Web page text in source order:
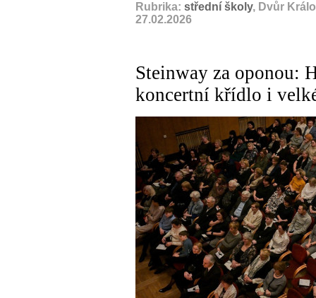
Rubrika: střední školy, Dvůr
27.02.2026
Steinway za oponou:
koncertní křídlo i